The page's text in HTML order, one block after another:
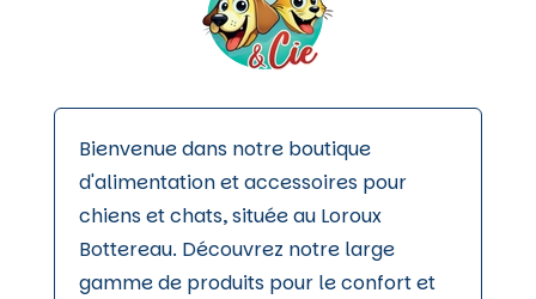
Bienvenue dans notre boutique
d'alimentation et accessoires pour
chiens et chats, située au Loroux
Bottereau. Découvrez notre large
gamme de produits pour le confort et